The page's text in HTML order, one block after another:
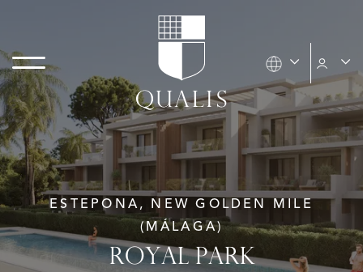
ESTEPONA, NEW GOLDEN MILE
(MÁLAGA)
ROYAL PARK